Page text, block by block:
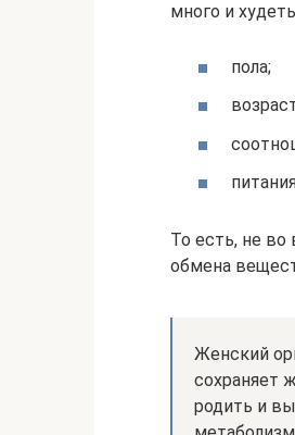
много и
пола;
То есть, не
обмена
Женский
сохраняет
родить и